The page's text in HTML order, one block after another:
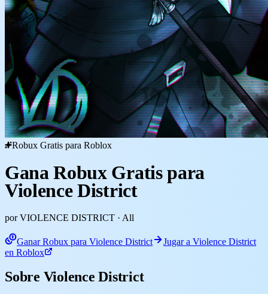
Robux Gratis para Roblox
Gana Robux Gratis para
Violence District
por VIOLENCE DISTRICT · All
Ganar Robux para Violence District
Jugar a Violence District
en Roblox
Sobre Violence District